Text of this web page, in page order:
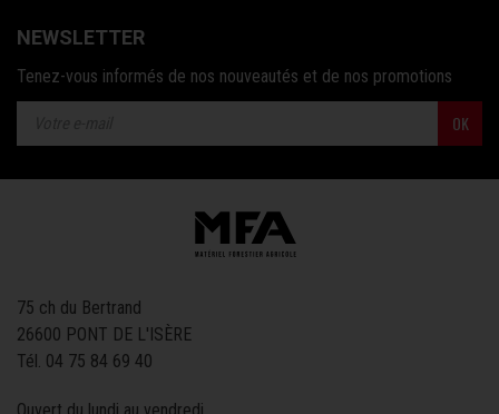
NEWSLETTER
Tenez-vous informés de nos nouveautés et de nos promotions
OK
75 ch du Bertrand
26600 PONT DE L'ISÈRE
Tél. 04 75 84 69 40